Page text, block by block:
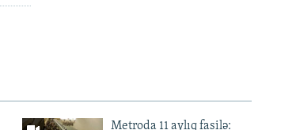
Metroda 11 aylıq fasilə: